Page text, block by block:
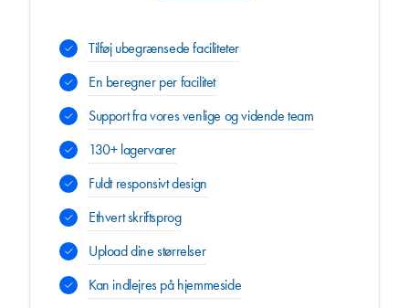
Tilføj ubegrænsede faciliteter
En beregner per facilitet
Support fra vores venlige og vidende team
130+ lagervarer
Fuldt responsivt design
Ethvert skriftsprog
Upload dine størrelser
Kan indlejres på hjemmeside